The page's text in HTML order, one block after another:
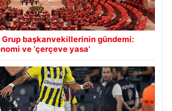
başkanvekillerinin gündemi:
ve ‘çerçeve yasa’